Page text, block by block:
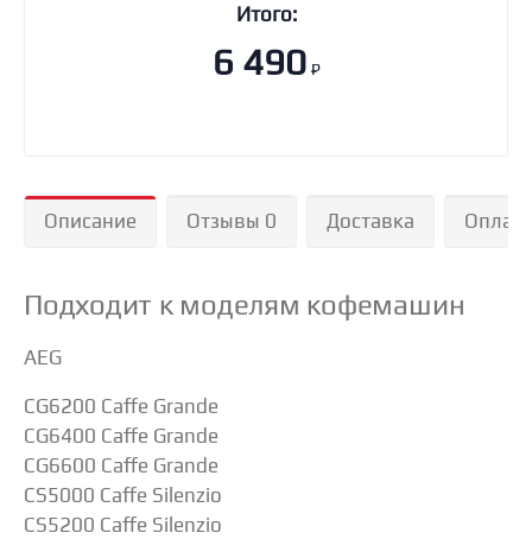
Итого:
6 490 ₽
Описание Отзывы 0 Доставка Оплата
Подходит к моделям кофемашин
AEG
CG6200 Caffe Grande
CG6400 Caffe Grande
CG6600 Caffe Grande
CS5000 Caffe Silenzio
CS5200 Caffe Silenzio